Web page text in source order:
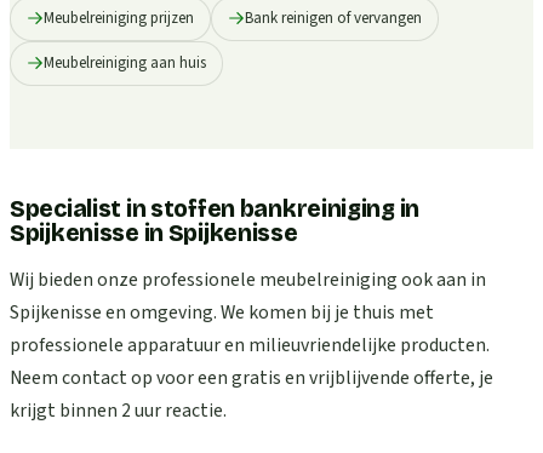
Meubelreiniging prijzen Bank reinigen of vervangen
Meubelreiniging aan huis
Specialist in stoffen bankreiniging in
Spijkenisse inSpijkenisse
Wij bieden onze professionele meubelreiniging ook aan in
Spijkenisse en omgeving. We komen bij je thuis met
professionele apparatuur en milieuvriendelijke producten.
Neem contact op voor een gratis en vrijblijvende offerte, je
krijgt binnen 2 uur reactie.